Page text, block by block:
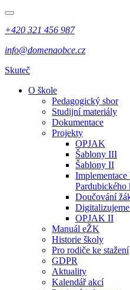
+420 321 456 987
info@domenaobce.cz
Skuteč
O škole
Pedagogický sbor
Studijní materiály
Dokumentace
Projekty
OPJAK
Šablony III
Šablony II
Doučování
OPJAK II
Manuál eŽK
Historie školy
Pro rodiče ke stažení
GDPR
Aktuality
Kalendář akcí